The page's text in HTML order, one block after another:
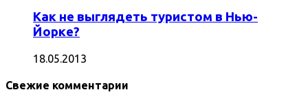
Как не выглядеть туристом в Нью-
Йорке?
18.05.2013
Свежие комментарии